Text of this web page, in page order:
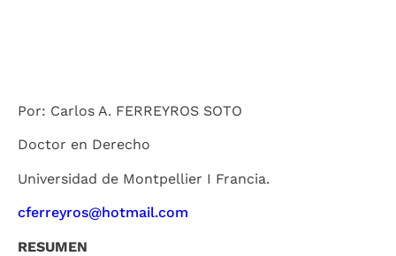
Por: Carlos A. FERREYROS SOTO
Doctor en Derecho
Universidad de Montpellier I Francia.
cferreyros@hotmail.com
RESUMEN